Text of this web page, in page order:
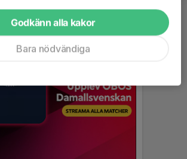
Godkänn alla kakor
Bara nödvändiga